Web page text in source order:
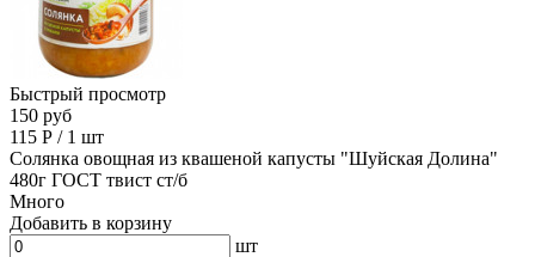
Быстрый просмотр
150 руб
115 Р / 1 шт
Солянка овощная из квашеной капусты "Шуйская Долина"
480г ГОСТ твист ст/б
Много
Добавить в корзину
шт